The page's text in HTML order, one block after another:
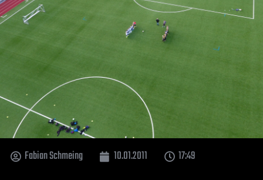
Fabian Schmeing 10.01.2011 17:49